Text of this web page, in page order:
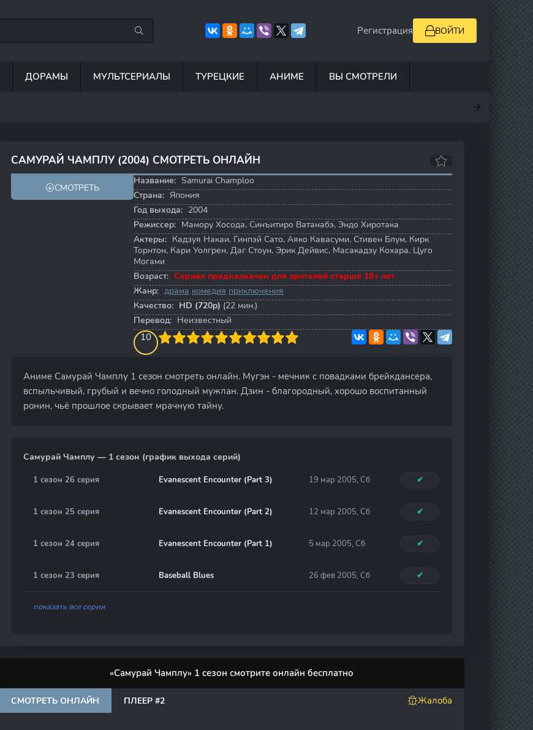
Регистрация ВОЙТИ
ДОРАМЫ МУЛЬТСЕРИАЛЫ ТУРЕЦКИЕ АНИМЕ ВЫ СМОТРЕЛИ
6.9
САМУРАЙ ЧАМПЛУ (2004) СМОТРЕТЬ ОНЛАЙН
8.4 8.5
СМОТРЕТЬ
Название: Samurai Champloo
Страна: Япония
Год выхода: 2004
Режиссер: Мамору Хосода, Синъитиро Ватанабэ, Эндо Хиротака
Актеры: Кадзуя Накаи, Гинпэй Сато, Аяко Кавасуми, Стивен Блум, Кирк
Торнтон, Кари Уолгрен, Даг Стоун, Эрик Дейвис, Масакадзу Кохара, Цуго
Могами
Возраст: Сериал предназначен для зрителей старше 18+ лет
Жанр: драма комедия приключения
Качество: HD (720p) (22 мин.)
Перевод: Неизвестный
10
4 5 6 7 8 9 10
Аниме Самурай Чамплу 1 сезон смотреть онлайн. Мугэн - мечник с повадками брейкдансера,
вспыльчивый, грубый и вечно голодный мужлан. Дзин - благородный, хорошо воспитанный
ронин, чьё прошлое скрывает мрачную тайну.
Самурай Чамплу — 1 сезон (график выхода серий)
1 сезон 26 серия Evanescent Encounter (Part 3) 19 мар 2005, Сб ✔
1 сезон 25 серия Evanescent Encounter (Part 2) 12 мар 2005, Сб ✔
1 сезон 24 серия Evanescent Encounter (Part 1) 5 мар 2005, Сб ✔
1 сезон 23 серия Baseball Blues 26 фев 2005, Сб ✔
показать все серии
«Самурай Чамплу» 1 сезон смотрите онлайн бесплатно
СМОТРЕТЬ ОНЛАЙН ПЛЕЕР #2 Жалоба